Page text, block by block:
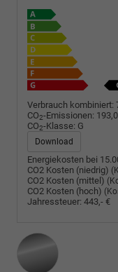
Verbrauch kombiniert:
CO2-Emissionen:
CO2-Klasse: G
Download
Energiekosten bei
CO2 Kosten (niedrig)
CO2 Kosten (mittel)
CO2 Kosten (hoch)
Jahressteuer: 443,- €